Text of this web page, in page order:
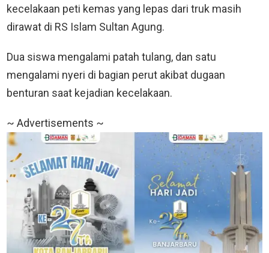
kecelakaan peti kemas yang lepas dari truk masih
dirawat di RS Islam Sultan Agung.
Dua siswa mengalami patah tulang, dan satu
mengalami nyeri di bagian perut akibat dugaan
benturan saat kejadian kecelakaan.
~ Advertisements ~